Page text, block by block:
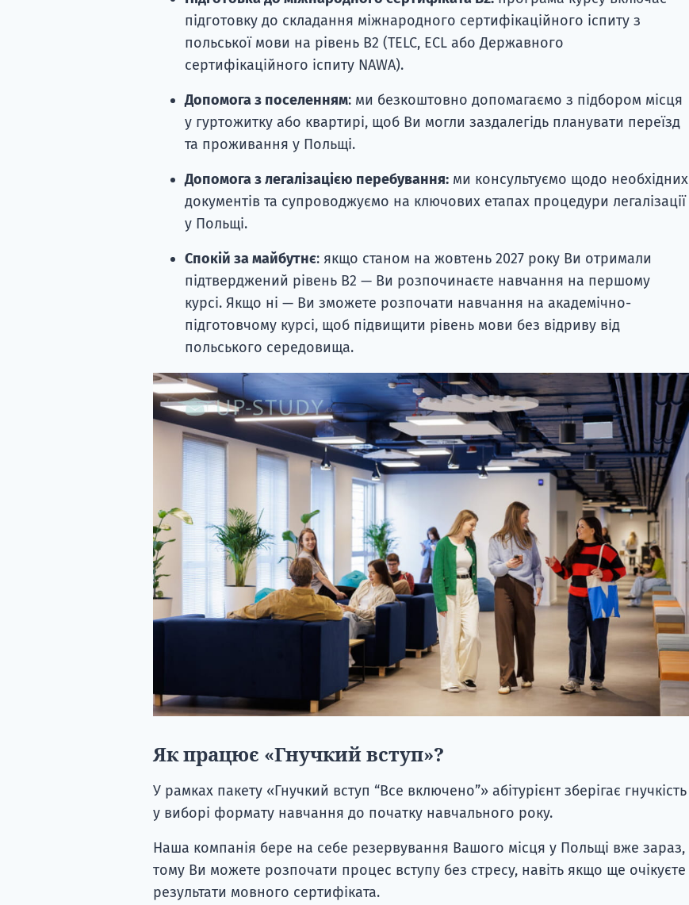
підготовку до складання міжнародного сертифікаційного іспиту з
польської мови на рівень B2 (TELC, ECL або Державного
сертифікаційного іспиту NAWA).
Допомога з поселенням: ми безкоштовно допомагаємо з підбором місця
у гуртожитку або квартирі, щоб Ви могли заздалегідь планувати переїзд
та проживання у Польщі.
Допомога з легалізацією перебування:ми консультуємо щодо необхідних
документів та супроводжуємо на ключових етапах процедури легалізації
у Польщі.
Спокій за майбутнє: якщо станом на жовтень 2027 року Ви отримали
підтверджений рівень B2 — Ви розпочинаєте навчання на першому
курсі. Якщо ні — Ви зможете розпочати навчання на академічно-
підготовчому курсі, щоб підвищити рівень мови без відриву від
польського середовища.
Як працює «Гнучкий вступ»?
У рамках пакету «Гнучкий вступ “Все включено”» абітурієнт зберігає гнучкість
у виборі формату навчання до початку навчального року.
Наша компанія бере на себе резервування Вашого місця у Польщі вже зараз,
тому Ви можете розпочати процес вступу без стресу, навіть якщо ще очікуєте
результати мовного сертифіката.